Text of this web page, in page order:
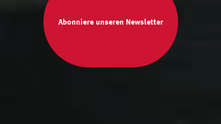
Abonniere unseren Newsletter